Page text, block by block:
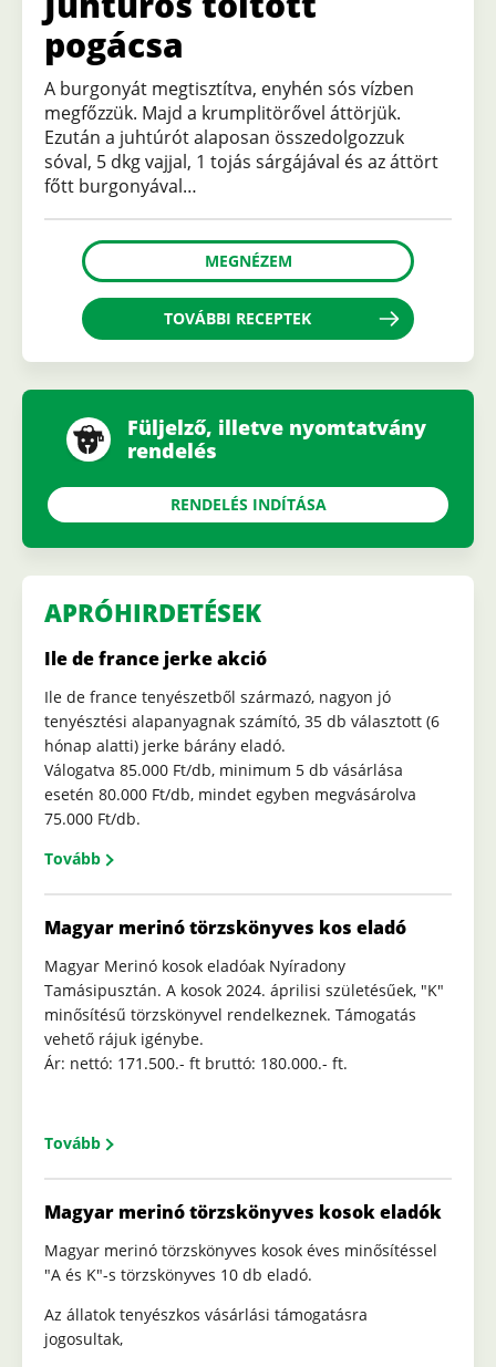
pogácsa
A burgonyát megtisztítva, enyhén sós vízben
megfőzzük. Majd a krumplitörővel áttörjük.
Ezután a juhtúrót alaposan összedolgozzuk
sóval, 5 dkg vajjal, 1 tojás sárgájával és az áttört
főtt burgonyával…
MEGNÉZEM
TOVÁBBI RECEPTEK
Füljelző, illetve nyomtatvány
rendelés
RENDELÉS INDÍTÁSA
APRÓHIRDETÉSEK
Ile de france jerke akció
Ile de france tenyészetből származó, nagyon jó
tenyésztési alapanyagnak számító, 35 db választott (6
hónap alatti) jerke bárány eladó.
Válogatva 85.000 Ft/db, minimum 5 db vásárlása
esetén 80.000 Ft/db, mindet egyben megvásárolva
75.000 Ft/db.
Tovább
Magyar merinó törzskönyves kos eladó
Magyar Merinó kosok eladóak Nyíradony
Tamásipusztán. A kosok 2024. áprilisi születésűek, "K"
minősítésű törzskönyvel rendelkeznek. Támogatás
vehető rájuk igénybe.
Ár: nettó: 171.500.- ft bruttó: 180.000.- ft.
Tovább
Magyar merinó törzskönyves kosok eladók
Magyar merinó törzskönyves kosok éves minősítéssel
"A és K"-s törzskönyves 10 db eladó.
Az állatok tenyészkos vásárlási támogatásra
jogosultak,